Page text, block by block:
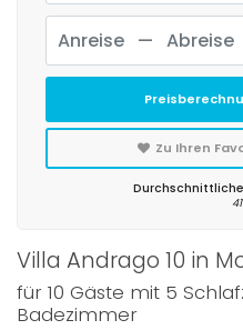
Villa Andrago 10 in
für 10 Gäste mit 5
Badezimmer
Zu Ihren